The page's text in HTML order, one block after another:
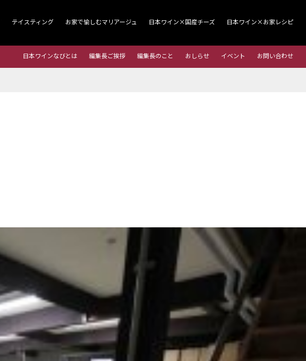
テイスティング お家で愉しむマリアージュ 日本ワイン×国産チーズ 日本ワイン×お家レシピ
日本ワインなびとは 編集長ご挨拶 編集長のこと おしらせ イベント お問い合わせ